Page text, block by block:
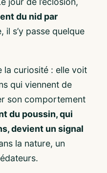
du nid par
il s’y passe quelque
la curiosité : elle voit
qui viennent de
son comportement
du poussin, qui
devient un signal
la nature, un